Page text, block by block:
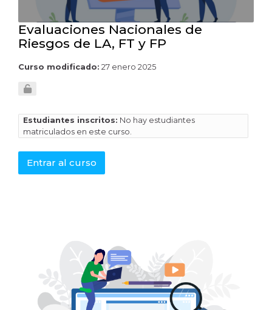
Evaluaciones Nacionales de
Riesgos de LA, FT y FP
Curso modificado: 27 enero 2025
Estudiantes inscritos: No hay estudiantes
matriculados en este curso.
Entrar al curso